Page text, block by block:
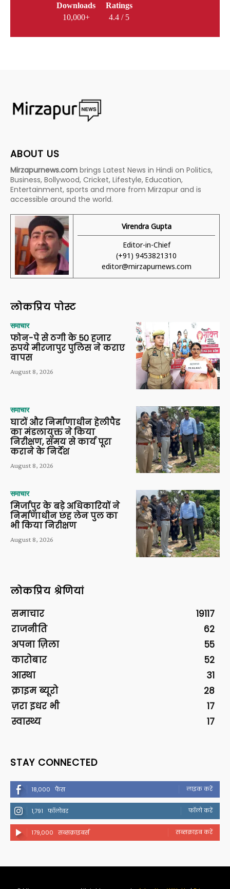
Downloads
10,000+
Ratings
4.4 / 5
ABOUT US
Mirzapurnews.com brings Latest News in Hindi on Politics,
Business, Bollywood, Cricket, Lifestyle, Education,
Entertainment, sports and more from Mirzapur and is
accessible around the world.
Virendra Gupta
Editor-in-Chief
(+91) 9453821310
editor@mirzapurnews.com
लोकप्रिय पोस्ट
समाचार
फोन-पे से ठगी के 50 हजार
रुपये मीरजापुर पुलिस ने कराए
वापस
August 8, 2026
समाचार
घाटों और निर्माणाधीन हेलीपैड
का मंडलायुक्त ने किया
निरीक्षण, समय से कार्य पूरा
कराने के निर्देश
August 8, 2026
समाचार
मिर्जापुर के बड़े अधिकारियों ने
निर्माणाधीन छह लेन पुल का
भी किया निरीक्षण
August 8, 2026
लोकप्रिय श्रेणियां
समाचार
19117
राजनीति
62
अपना ज़िला
55
कारोबार
52
आस्था
31
क्राइम ब्यूरो
28
ज़रा इधर भी
17
स्वास्थ्य
17
STAY CONNECTED
18,000 फैंस लाइक करें
1,791 फॉलोवर फॉलो करें
179,000 सब्सक्राइबर्स सब्सक्राइब करें